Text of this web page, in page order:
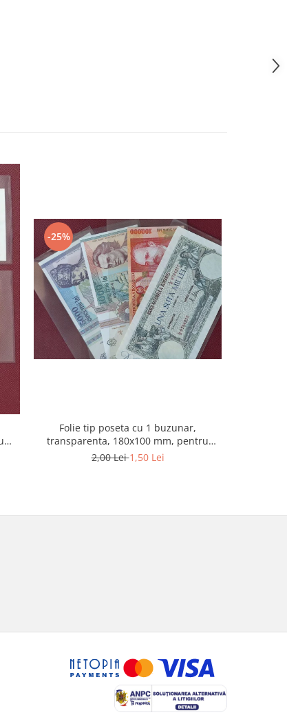
-25%
Folie tip poseta cu 1 buzunar,
transparenta, 180x100 mm, pentru
bancnote
2,00 Lei1,50 Lei